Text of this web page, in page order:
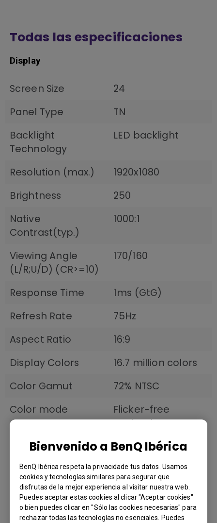
Bienvenido a BenQ Ibérica
BenQ Ibérica respeta la privacidade tus datos. Usamos
cookies y tecnologías similares para segurar que
disfrutas de la mejor experiencia al visitar nuestra web.
Puedes aceptar estas cookies al clicar "Aceptar cookies"
o bien puedes clicar en "Sólo las cookies necesarias" para
rechazar todas las tecnologías no esenciales. Puedes
También puede comprar
Todas las especificaciones
Display
Screen Size
24
Panel Type
TN
Backlight
Technology
LED backlight
Resolution (max.)
1920x1080
Brightness
250
Native
Contrast(typ.)
1000:1
Viewing Angle
(L/R;U/D) (CR>=10)
170/160
Response Time
1ms (GtG)
Refresh Rate
75Hz
Aspect Ratio
16:9
Display Colors
16.7 million colors
Color Gamut
72% NTSC
Color mode
Flicker-free
Technology Yes
Brightness
Intelligence (B.I.)
Yes
Color Weakness
Yes
ePaper Yes